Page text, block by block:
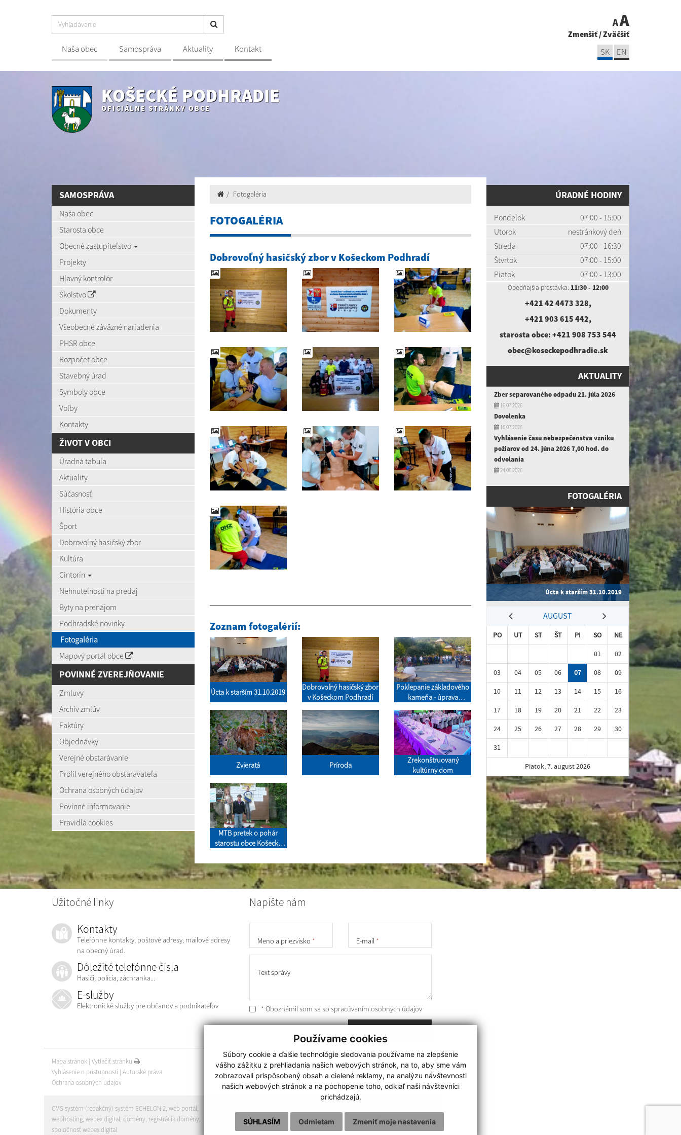
Používame cookies
Súbory cookie a ďalšie technológie sledovania používame na zlepšenie
vášho zážitku z prehliadania našich webových stránok, na to, aby sme vám
zobrazovali prispôsobený obsah a cielené reklamy, na analýzu návštevnosti
našich webových stránok a na pochopenie toho, odkiaľ naši návštevníci
prichádzajú.
SÚHLASÍM Odmietam Zmeniť moje nastavenia
Naša obec Samospráva Aktuality Kontakt
AA
Zmenšiť/Zväčšiť
SK EN
KOŠECKÉ PODHRADIE
OFICIÁLNE STRÁNKY OBCE
SAMOSPRÁVA
Naša obec
Starosta obce
Obecné zastupiteľstvo
Projekty
Hlavný kontrolór
Školstvo
Dokumenty
Všeobecné záväzné nariadenia
PHSR obce
Rozpočet obce
Stavebný úrad
Symboly obce
Voľby
Kontakty
ŽIVOT V OBCI
Úradná tabuľa
Aktuality
Súčasnosť
História obce
Šport
Dobrovoľný hasičský zbor
Kultúra
Cintorín
Nehnuteľnosti na predaj
Byty na prenájom
Podhradské novinky
Fotogaléria
Mapový portál obce
POVINNÉ ZVEREJŇOVANIE
Zmluvy
Archív zmlúv
Faktúry
Objednávky
Verejné obstarávanie
Profil verejného obstarávateľa
Ochrana osobných údajov
Povinné informovanie
Pravidlá cookies
Fotogaléria
FOTOGALÉRIA
Dobrovoľný hasičský zbor v Košeckom Podhradí
Zoznam fotogalérií:
Úcta k starším 31.10.2019
Dobrovoľný hasičský zbor
v Košeckom Podhradí
Poklepanie základového
kameňa - úprava
Zvieratá Príroda
Zrekonštruovaný
kultúrny dom
MTB pretek o pohár
starostu obce Košecké
ÚRADNÉ HODINY
Pondelok
07:00 - 15:00
Utorok
nestránkový deň
Streda
07:00 - 16:30
Štvrtok
07:00 - 15:00
Piatok
07:00 - 13:00
Obedňajšia prestávka: 11:30 - 12:00
+421 42 4473 328,
+421 903 615 442,
starosta obce:+421 908 753 544
obec@koseckepodhradie.sk
AKTUALITY
Zber separovaného odpadu 21. júla 2026
16.07.2026
Dovolenka
16.07.2026
Vyhlásenie času nebezpečenstva vzniku
požiarov od 24. júna 2026 7,00 hod. do
odvolania
24.06.2026
FOTOGALÉRIA
Úcta k starším 31.10.2019
AUGUST
PO UT ST ŠT PI SO
NE
01
02
03
04 05 06 07 08
09
10
11 12 13 14 15
16
17
18 19 20 21 22
23
24
25 26 27 28 29
30
31
Piatok, 7. august 2026
Napíšte nám
Meno a priezvisko * E-mail *
Text správy
* Oboznámil som sa so spracúvaním osobných údajov
Užitočné linky
Kontakty
Telefónne kontakty, poštové adresy, mailové adresy
na obecný úrad.
Dôležité telefónne čísla
Hasiči, polícia, záchranka...
E-služby
Elektronické služby pre občanov a podnikateľov
Posledná aktualizácia:
27.11.2024
získavania aktuálnych informácií s využitím RSS
Mapa stránok | Vytlačiť stránku
Vyhlásenie o prístupnosti | Autorské práva
Ochrana osobných údajov
webdesign| webex.digital
CMS systém (redakčný) systém ECHELON 2, web portál,
webhosting, webex.digital, domény, registrácia domény,
spoločnosť webex.digital